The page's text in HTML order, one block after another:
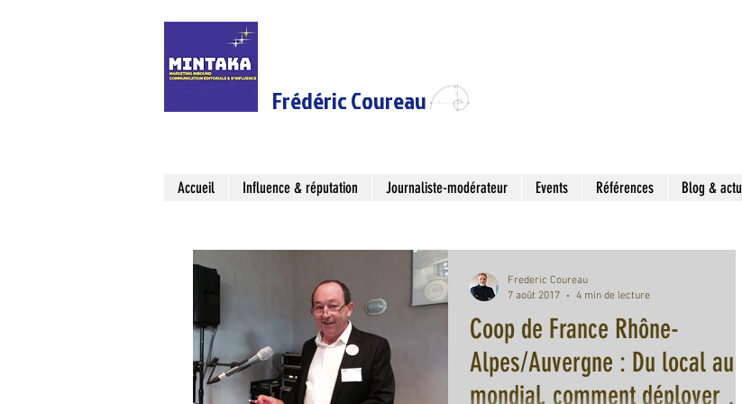
Frédéric Coureau
Accueil Influence & réputation Journaliste-modérateur Events Références Blog & actu
Coop de France Rhône-
Alpes/Auvergne : Du local au
mondial, comment déployer le
Frederic Coureau
7 août 2017
4 min de lecture